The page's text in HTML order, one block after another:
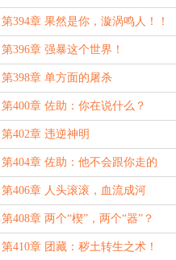
第394章 果然是你，漩涡鸣人！！
第396章 强暴这个世界！
第398章 单方面的屠杀
第400章 佐助：你在说什么？
第402章 违逆神明
第404章 佐助：他不会跟你走的
（合章）
第406章 人头滚滚，血流成河
第408章 两个“楔”，两个“器”？
第410章 团藏：秽土转生之术！